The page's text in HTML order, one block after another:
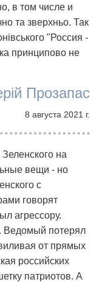
в том числе и
та зверхньо. Так
"Россия -
принципово не
Прозапас
8 августа 2021 г.
на
вещи - но
с
говорят
агрессору.
Ведомый потерял
от прямых
российских
патриотов. А